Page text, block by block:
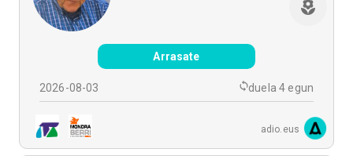
Arrasate
2026-08-03 duela 4 egun
adio.eus